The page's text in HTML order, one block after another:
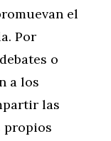
el
Por
o
a los
las
propios